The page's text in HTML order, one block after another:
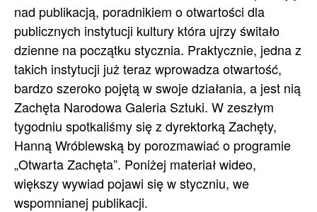
nad publikacją, poradnikiem o otwartości dla
publicznych instytucji kultury która ujrzy świtało
dzienne na początku stycznia. Praktycznie, jedna z
takich instytucji już teraz wprowadza otwartość,
bardzo szeroko pojętą w swoje działania, a jest nią
Zachęta Narodowa Galeria Sztuki. W zeszłym
tygodniu spotkaliśmy się z dyrektorką Zachęty,
Hanną Wróblewską by porozmawiać o programie
„Otwarta Zachęta”. Poniżej materiał wideo,
większy wywiad pojawi się w styczniu, we
wspomnianej publikacji.